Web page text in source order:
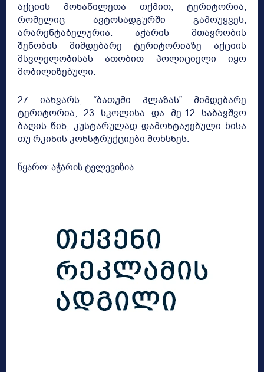
აქციის მონაწილეთა თქმით, ტერიტორია,
რომელიც ავტოსადგურში გამოუყვეს,
არარენტაბელურია. აჭარის მთავრობის
შენობის მიმდებარე ტერიტორიაზე აქციის
მსვლელობისას ათობით პოლიციელი იყო
მობილიზებული.
27 იანვარს, “ბათუმი პლაზას” მიმდებარე
ტერიტორია, 23 სკოლისა და მე-12 საბავშვო
ბაღის წინ, კუსტარულად დამონტაჟებული ხისა
თუ რკინის კონსტრუქციები მოხსნეს.
წყარო: აჭარის ტელევიზია